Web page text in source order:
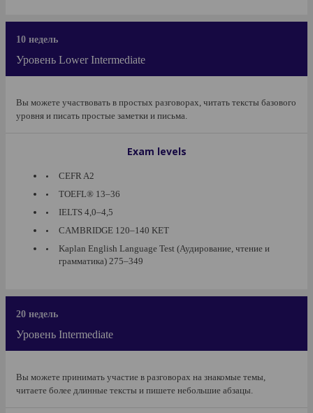
10 недель
Уровень Lower Intermediate
Вы можете участвовать в простых разговорах, читать тексты базового
уровня и писать простые заметки и письма.
Exam levels
CEFR A2
TOEFL® 13–36
IELTS 4,0–4,5
CAMBRIDGE 120–140 KET
Kaplan English Language Test (Аудирование, чтение и
грамматика) 275–349
20 недель
Уровень Intermediate
Вы можете принимать участие в разговорах на знакомые темы,
читаете более длинные тексты и пишете небольшие абзацы.